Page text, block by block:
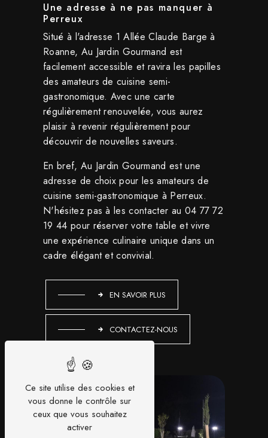
Une adresse à ne pas manquer à
Perreux
Situé à l'adresse 1 Allée Claude Barge à
Roanne, Au Jardin Gourmand est
facilement accessible et ravira les papilles
des amateurs de cuisine semi-
gastronomique. Avec une carte
régulièrement renouvelée, vous aurez
plaisir à revenir régulièrement pour
découvrir de nouvelles saveurs.
En bref, Au Jardin Gourmand est une
adresse de choix pour les amateurs de
cuisine semi-gastronomique à Perreux.
N'hésitez pas à les contacter au 04 77 72
19 44 pour réserver votre table et vivre
une expérience culinaire unique dans un
cadre élégant et convivial.
EN SAVOIR PLUS
CONTACTEZ-NOUS
Ce site utilise des cookies et
vous donne le contrôle sur
ceux que vous souhaitez
activer